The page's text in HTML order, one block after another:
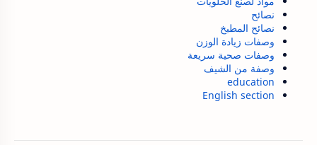
نصائح
نصائح المطبخ
وصفات زيادة الوزن
وصفات صحية سريعة
وصفة من الشيف
education
English section